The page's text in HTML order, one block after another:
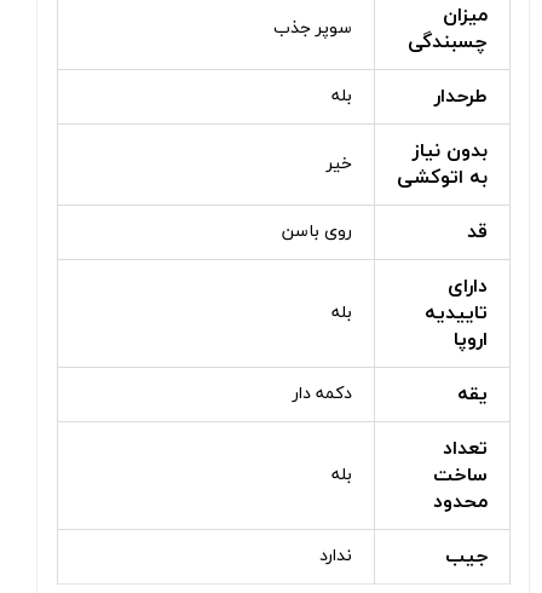
میزان
چسبندگی
سوپر جذب
طرحدار بله
بدون نیاز
به اتوکشی
خیر
قد روی باسن
دارای
تاییدیه
اروپا
بله
یقه دکمه دار
تعداد
ساخت
محدود
بله
جیب ندارد